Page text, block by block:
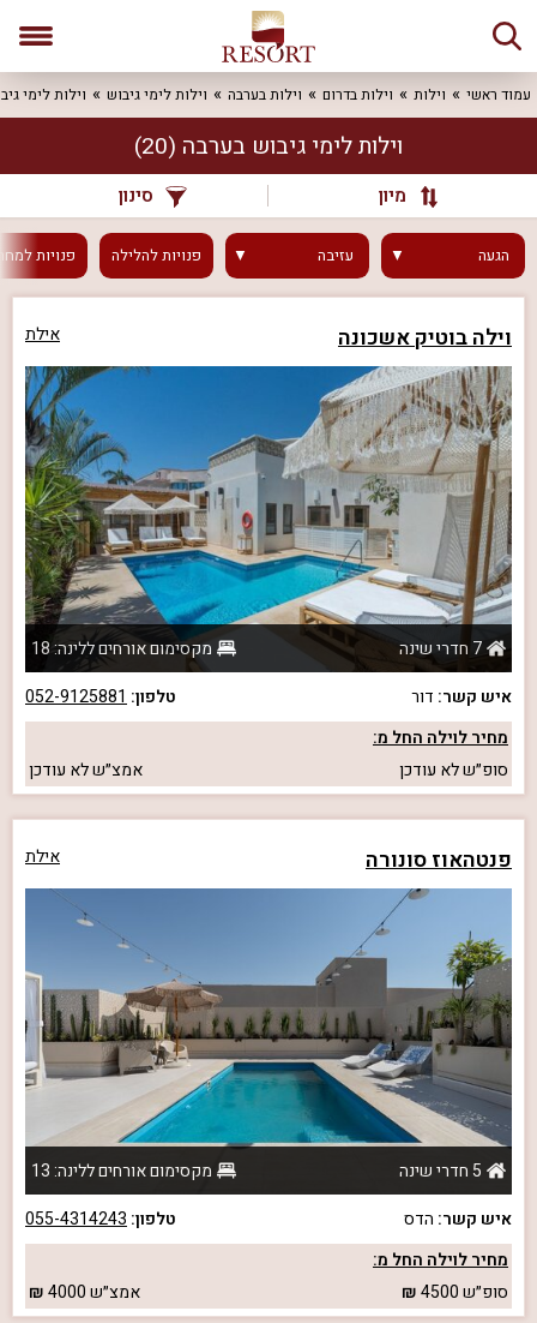
עמוד ראשי וילות וילות בדרום וילות בערבה וילות לימי גיבוש וילות לימי
וילות לימי גיבוש בערבה (20)
מיון סינון
הגעה עזיבה פנויותלהלילה פנויות
וילה בוטיק אשכונה אילת
7 חדרי שינה
מקסימום אורחים ללינה: 18
איש קשר: דור טלפון: 052-9125881
מחיר לוילה החל מ:
סופ״שלא עודכן אמצ״שלא עודכן
פנטהאוז סונורה אילת
5 חדרי שינה
מקסימום אורחים ללינה: 13
איש קשר: הדס טלפון: 055-4314243
מחיר לוילה החל מ:
סופ״ש4500 אמצ״ש4000